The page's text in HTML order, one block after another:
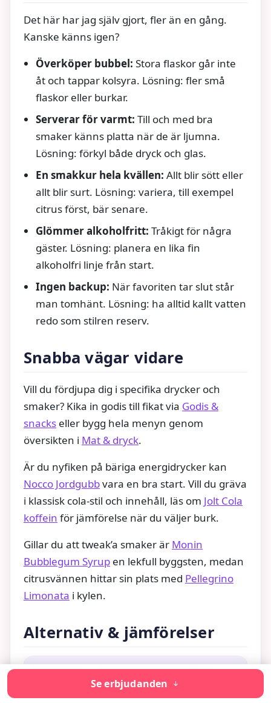
Det här har jag själv gjort, fler än en gång.
Kanske känns igen?
Överköper bubbel: Stora flaskor går inte
åt och tappar kolsyra. Lösning: fler små
flaskor eller burkar.
Serverar för varmt: Till och med bra
smaker känns platta när de är ljumna.
Lösning: förkyl både dryck och glas.
En smakkur hela kvällen: Allt blir sött eller
allt blir surt. Lösning: variera, till exempel
citrus först, bär senare.
Glömmer alkoholfritt: Tråkigt för några
gäster. Lösning: planera en lika fin
alkoholfri linje från start.
Ingen backup: När favoriten tar slut står
man tomhänt. Lösning: ha alltid kallt vatten
redo som stilren reserv.
Snabba vägar vidare
Vill du fördjupa dig i specifika drycker och
smaker? Kika in godis till fikat via Godis &
snacks eller bygg hela menyn genom
översikten i Mat & dryck.
Är du nyfiken på bäriga energidrycker kan
Nocco Jordgubbvara en bra start. Vill du gräva
i klassisk cola-stil och innehåll, läs om Jolt Cola
koffein för jämförelse när du väljer burk.
Gillar du att tweak’a smaker är Monin
Bubblegum Syrup en lekfull byggsten, medan
citrusvännen hittar sin plats med Pellegrino
Limonata i kylen.
Alternativ & jämförelser
Segment Passar dig som vill ha
Se erbjudanden